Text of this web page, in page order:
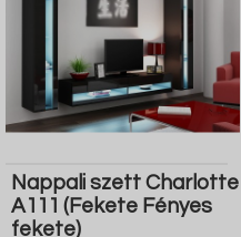
Nappali szett Charlotte
A111 (Fekete Fényes
fekete)